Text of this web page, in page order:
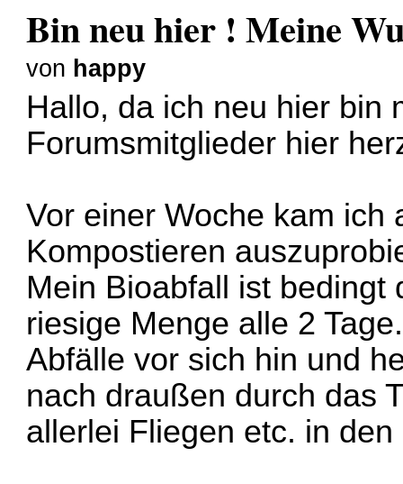
Bin neu hier ! Meine
von happy
Hallo, da ich neu hier bin
Forumsmitglieder hier
Vor einer Woche kam ich
Kompostieren
Mein Bioabfall ist bedingt
riesige Menge alle 2
Abfälle vor sich hin und
nach draußen durch das
allerlei Fliegen etc. in